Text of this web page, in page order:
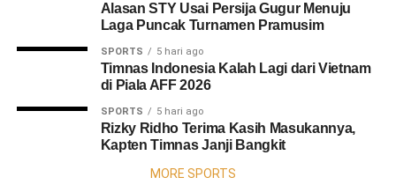
Alasan STY Usai Persija Gugur Menuju
Laga Puncak Turnamen Pramusim
SPORTS 5 hari ago
Timnas Indonesia Kalah Lagi dari Vietnam
di Piala AFF 2026
SPORTS 5 hari ago
Rizky Ridho Terima Kasih Masukannya,
Kapten Timnas Janji Bangkit
MORE SPORTS